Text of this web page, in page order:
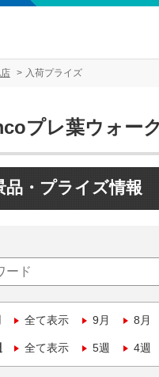
入荷プライズ
プレ葉ウォー
品・プライズ情報
全て表示 9月 8月
全て表示 5週 4週